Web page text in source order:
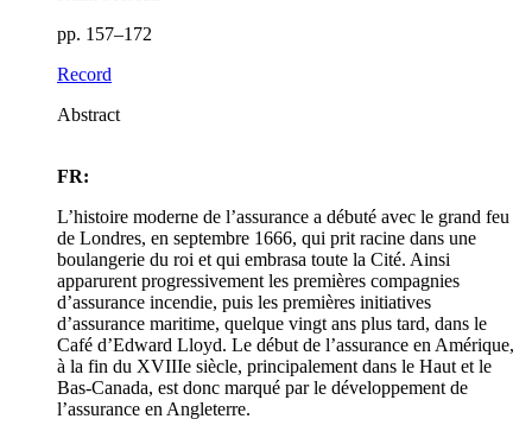
pp. 157–172
Record
Abstract
FR:
L’histoire moderne de l’assurance a débuté avec le grand feu
de Londres, en septembre 1666, qui prit racine dans une
boulangerie du roi et qui embrasa toute la Cité. Ainsi
apparurent progressivement les premières compagnies
d’assurance incendie, puis les premières initiatives
d’assurance maritime, quelque vingt ans plus tard, dans le
Café d’Edward Lloyd. Le début de l’assurance en Amérique,
à la fin du XVIIIe siècle, principalement dans le Haut et le
Bas-Canada, est donc marqué par le développement de
l’assurance en Angleterre.